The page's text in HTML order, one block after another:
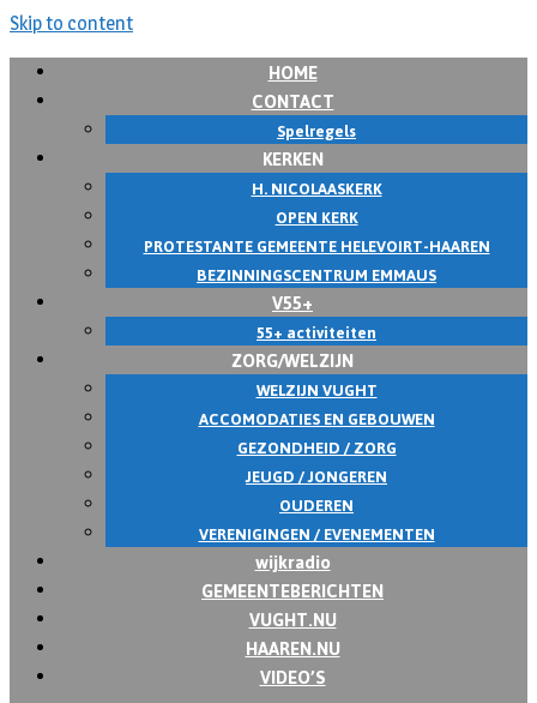
Skip to content
HOME
CONTACT
Spelregels
KERKEN
H. NICOLAASKERK
OPEN KERK
PROTESTANTE GEMEENTE HELEVOIRT-HAAREN
BEZINNINGSCENTRUM EMMAUS
V55+
55+ activiteiten
ZORG/WELZIJN
WELZIJN VUGHT
ACCOMODATIES EN GEBOUWEN
GEZONDHEID / ZORG
JEUGD / JONGEREN
OUDEREN
VERENIGINGEN / EVENEMENTEN
wijkradio
GEMEENTEBERICHTEN
VUGHT.NU
HAAREN.NU
VIDEO’S